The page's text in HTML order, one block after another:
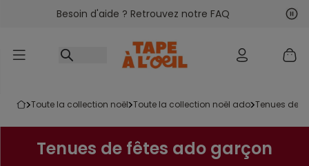
Accéder au contenu
Besoin d'aide ? Retrouvez notre FAQ
toute la collection noël toute la collection noël ado tenues de
Tenues de fêtes ado garçon